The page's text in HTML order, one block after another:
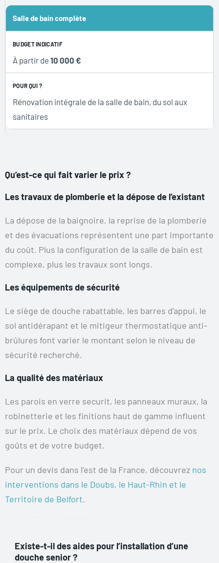
Salle de bain complète
À partir de 10 000 €
Rénovation intégrale de la salle de bain, du sol aux
sanitaires
Qu’est-ce qui fait varier le prix ?
Les travaux de plomberie et la dépose de l’existant
La dépose de la baignoire, la reprise de la plomberie
et des évacuations représentent une part importante
du coût. Plus la configuration de la salle de bain est
complexe, plus les travaux sont longs.
Les équipements de sécurité
Le siège de douche rabattable, les barres d’appui, le
sol antidérapant et le mitigeur thermostatique anti-
brûlures font varier le montant selon le niveau de
sécurité recherché.
La qualité des matériaux
Les parois en verre securit, les panneaux muraux, la
robinetterie et les finitions haut de gamme influent
sur le prix. Le choix des matériaux dépend de vos
goûts et de votre budget.
Pour un devis dans l’est de la France, découvrez nos
interventions dans le Doubs, le Haut-Rhin et le
Territoire de Belfort.
Existe-t-il des aides pour l’installation d’une
douche senior ?